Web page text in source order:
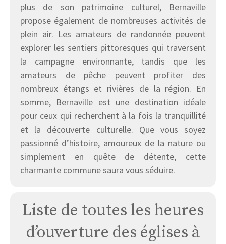
plus de son patrimoine culturel, Bernaville
propose également de nombreuses activités de
plein air. Les amateurs de randonnée peuvent
explorer les sentiers pittoresques qui traversent
la campagne environnante, tandis que les
amateurs de pêche peuvent profiter des
nombreux étangs et rivières de la région. En
somme, Bernaville est une destination idéale
pour ceux qui recherchent à la fois la tranquillité
et la découverte culturelle. Que vous soyez
passionné d’histoire, amoureux de la nature ou
simplement en quête de détente, cette
charmante commune saura vous séduire.
Liste de toutes les heures
d’ouverture des églises à